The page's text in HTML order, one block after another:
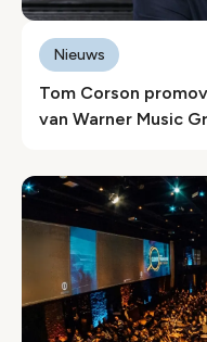
Tom Corson
van Warner Music
Nieuws